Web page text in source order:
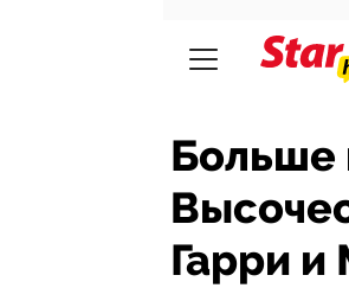
Больше
Гарри